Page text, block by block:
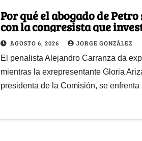
Por qué el abogado de
con la congresista que
su jefe, el Presidente
AGOSTO 6, 2026 JORGE GONZÁLEZ
El penalista Alejandro Carranza da
mientras la exrepresentante Gloria
presidenta de la Comisión, se enfrenta